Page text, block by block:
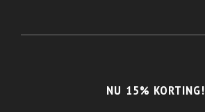
En de beste service.
NU 15% KORTING!